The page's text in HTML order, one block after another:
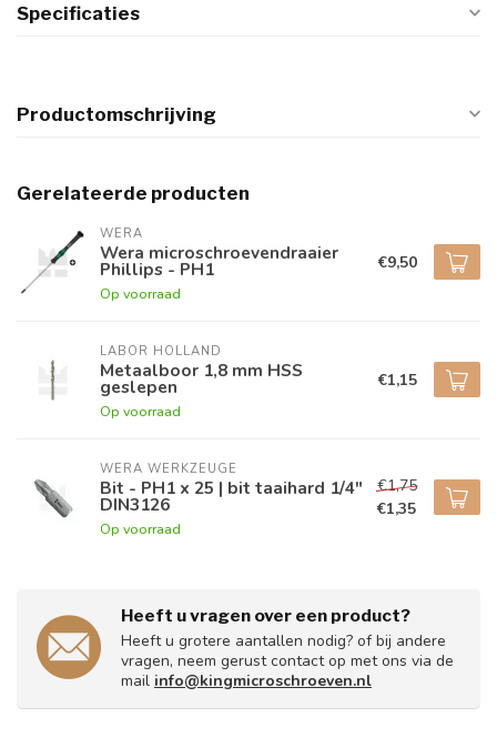
Specificaties
Productomschrijving
Gerelateerde producten
WERA
Wera microschroevendraaier
Phillips - PH1
Op voorraad
€9,50
LABOR HOLLAND
Metaalboor 1,8 mm HSS
geslepen
Op voorraad
€1,15
WERA WERKZEUGE
Bit - PH1 x 25 | bit taaihard 1/4"
DIN3126
Op voorraad
€1,75
€1,35
Heeft u vragen over een product?
Heeft u grotere aantallen nodig? of bij andere
vragen, neem gerust contact op met ons via de
mail info@kingmicroschroeven.nl